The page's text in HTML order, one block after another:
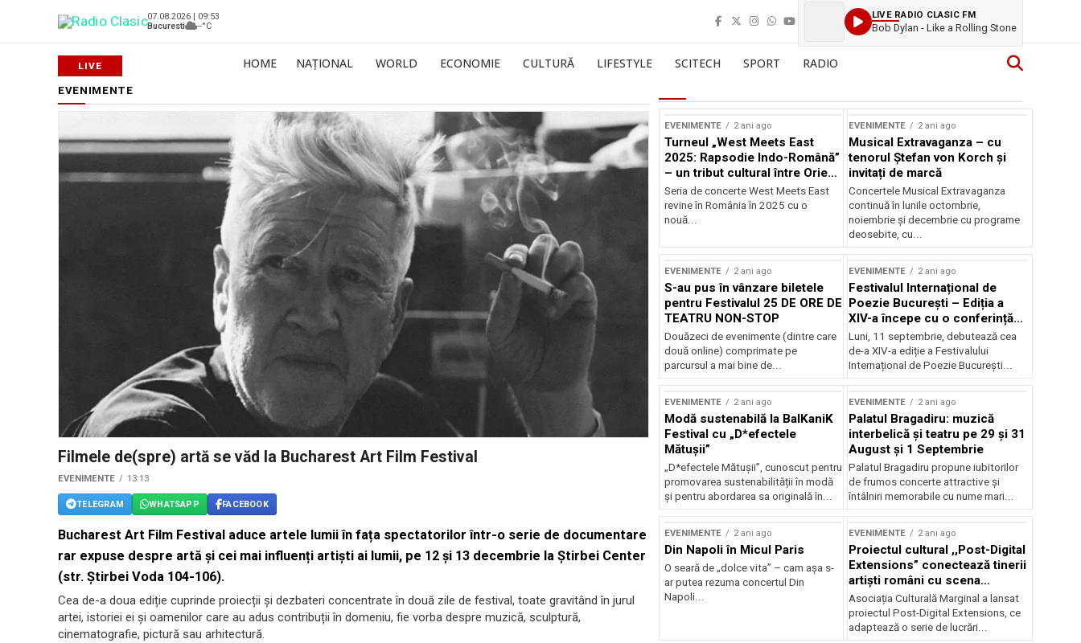
07.08.2026 | 09:53
Bucuresti
--°C
LIVE RADIO CLASIC FM
Bob Dylan - Like a Rolling Stone
HOME NAȚIONAL WORLD ECONOMIE CULTURĂ LIFESTYLE SCITECH SPORT RADIO
EVENIMENTE
Filmele de(spre) artă se văd la Bucharest Art Film Festival
EVENIMENTE 13:13
TELEGRAM WHATSAPP FACEBOOK
Bucharest Art Film Festival aduce artele lumii în fața spectatorilor într-o serie de documentare
rar expuse despre artă și cei mai influenți artiști ai lumii, pe 12 și 13 decembrie la Știrbei Center
(str. Știrbei Voda 104-106).
Cea de-a doua ediție cuprinde proiecții și dezbateri concentrate în două zile de festival, toate gravitând în jurul
artei, istoriei ei și oamenilor care au adus contribuții în domeniu, fie vorba despre muzică, sculptură,
cinematografie, pictură sau arhitectură.
EVENIMENTE 2 ani ago
Turneul „West Meets East
2025: Rapsodie Indo-Română”
– un tribut cultural între Orient
și Occident
Seria de concerte West Meets East
revine în România în 2025 cu o
nouă...
EVENIMENTE 2 ani ago
Musical Extravaganza – cu
tenorul Ștefan von Korch și
invitați de marcă
Concertele Musical Extravaganza
continuă în lunile octombrie,
noiembrie şi decembrie cu programe
deosebite, cu...
EVENIMENTE 2 ani ago
S-au pus în vânzare biletele
pentru Festivalul 25 DE ORE DE
TEATRU NON-STOP
Douăzeci de evenimente (dintre care
două online) comprimate pe
parcursul a mai bine de...
EVENIMENTE 2 ani ago
Festivalul Internațional de
Poezie București – Ediția a
XIV-a începe cu o conferință
despre limba română
susținută de Marco Lucchesi
Luni, 11 septembrie, debutează cea
de-a XIV-a ediție a Festivalului
Internațional de Poezie București...
EVENIMENTE 2 ani ago
Modă sustenabilă la BalKaniK
Festival cu „D*efectele
Mătușii”
„D*efectele Mătușii”, cunoscut pentru
promovarea sustenabilității în modă
și pentru abordarea sa originală în...
EVENIMENTE 2 ani ago
Palatul Bragadiru: muzică
interbelică şi teatru pe 29 şi 31
August şi 1 Septembrie
Palatul Bragadiru propune iubitorilor
de frumos concerte attractive şi
întâlniri memorabile cu nume mari...
EVENIMENTE 2 ani ago
Din Napoli în Micul Paris
O seară de „dolce vita” – cam așa s-
ar putea rezuma concertul Din
Napoli...
EVENIMENTE 2 ani ago
Proiectul cultural ,,Post-Digital
Extensions” conectează tinerii
artiști români cu scena
internațională
Asociația Culturală Marginal a lansat
proiectul Post-Digital Extensions, ce
adaptează o serie de lucrări...